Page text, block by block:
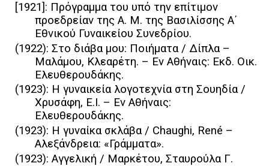
[1921]: Πρόγραμμα του υπό την επίτιμον
προεδρείαν της Α. Μ. της Βασιλίσσης Α΄
Εθνικού Γυναικείου Συνεδρίου.
(1922): Στο διάβα μου: Ποιήματα / Δίπλα –
Μαλάμου, Κλεαρέτη. – Εν Αθήναις: Εκδ. Οικ.
Ελευθερουδάκης.
(1923): Η γυναικεία λογοτεχνία στη Σουηδία /
Χρυσάφη, Ε.Ι. – Εν Αθήναις:
Ελευθερουδάκης.
(1923): Η γυναίκα σκλάβα / Chaughi, René –
Αλεξάνδρεια: «Γράμματα».
(1923): Αγγελική / Μαρκέτου, Σταυρούλα Γ.